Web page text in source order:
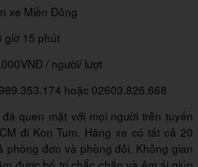
xe Miền Đông
giờ 15 phút
/ người/ lượt
hoặc 02603.826.668
quen mặt với mọi người trên tuyến
đi Kon Tum. Hãng xe có tất cả 20
phòng đơn và phòng đôi. Không gian